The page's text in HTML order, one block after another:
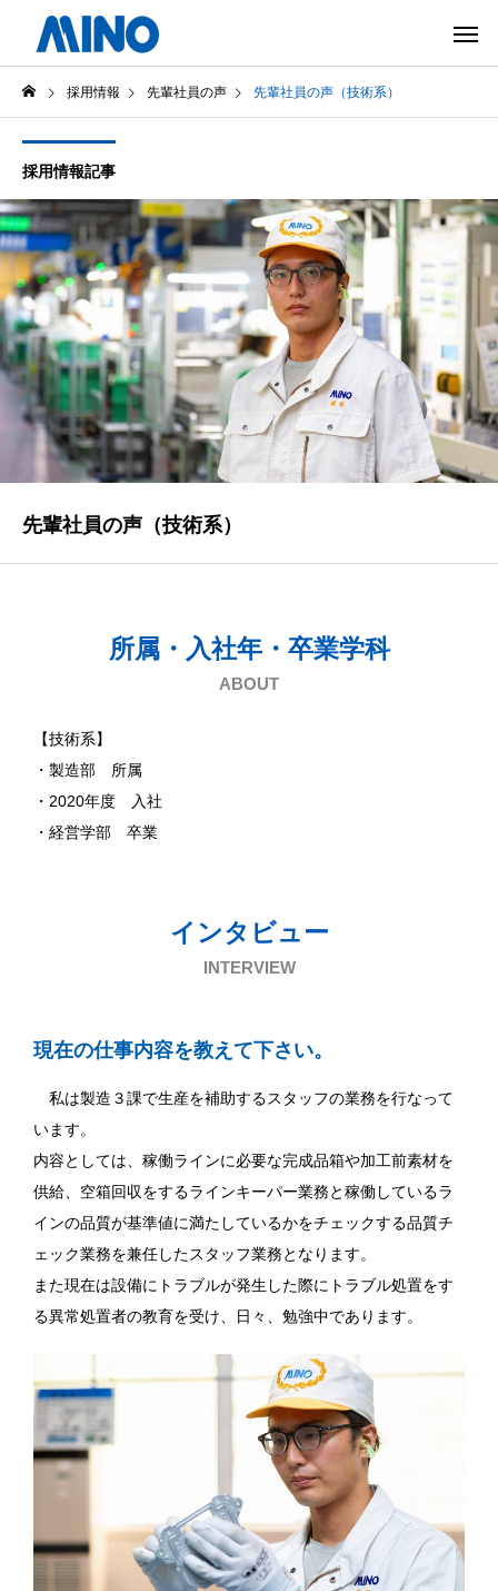
採用情報 先輩社員の声 先輩社員の声（技術系）
採用情報記事
先輩社員の声（技術系）
所属・入社年・卒業学科
ABOUT
【技術系】
・製造部 所属
・2020年度 入社
・経営学部 卒業
インタビュー
INTERVIEW
現在の仕事内容を教えて下さい。
私は製造３課で生産を補助するスタッフの業務を行なって
います。
内容としては、稼働ラインに必要な完成品箱や加工前素材を
供給、空箱回収をするラインキーパー業務と稼働しているラ
インの品質が基準値に満たしているかをチェックする品質チ
ェック業務を兼任したスタッフ業務となります。
また現在は設備にトラブルが発生した際にトラブル処置をす
る異常処置者の教育を受け、日々、勉強中であります。